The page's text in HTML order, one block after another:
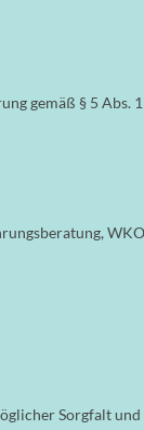
gemäß § 5 Abs.
WKO
Sorgfalt und